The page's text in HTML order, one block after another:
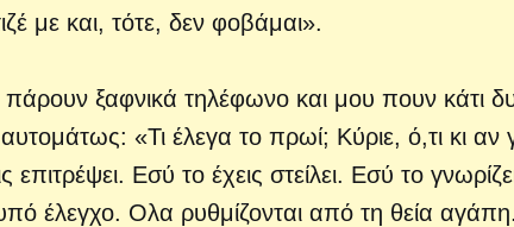
με και, τότε, δεν φοβάμαι».
πάρουν ξαφνικά τηλέφωνο και μου πουν κάτι
: «Τι έλεγα το πρωί; Κύριε, ό,τι κι αν
Εσύ το έχεις στείλει. Εσύ το
έλεγχο. Ολα ρυθμίζονται από τη θεία